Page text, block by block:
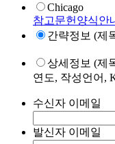
Chicago
참고문헌양식안
간략정보 (제
상세정보 (제
연도, 작성언어,
수신자 이메일
발신자 이메일